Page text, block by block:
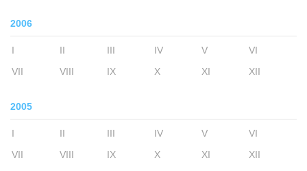
2006
I II III IV V
VI
VII
VIII IX X XI XII
2005
I II III IV V
VI
VII
VIII IX X XI XII